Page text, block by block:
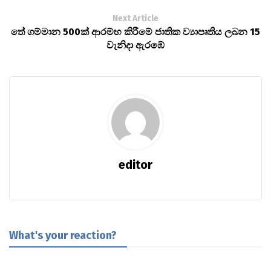
Next Article
තේ ගම්මාන 500ක් ආරම්භ කිරීමේ ජාතික ව්‍යාපෘතිය ලබන 15
වැනිදා ඇරඹේ
editor
What's your reaction?